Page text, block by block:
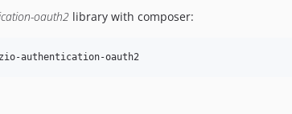
oauth2 library with composer:
authentication-oauth2